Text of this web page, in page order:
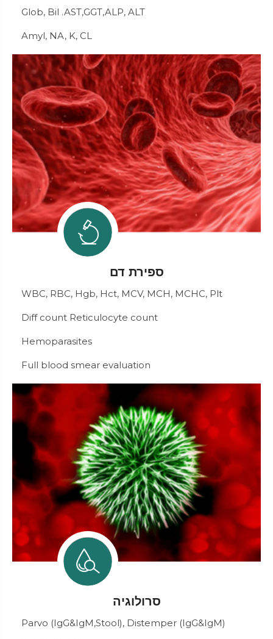
Glob, Bil .AST,GGT,ALP, ALT
Amyl, NA, K, CL
ספירת דם
WBC, RBC, Hgb, Hct, MCV, MCH, MCHC, Plt
Diff count Reticulocyte count
Hemoparasites
Full blood smear evaluation
סרולוגיה
Parvo (IgG&IgM,Stool), Distemper (IgG&IgM)